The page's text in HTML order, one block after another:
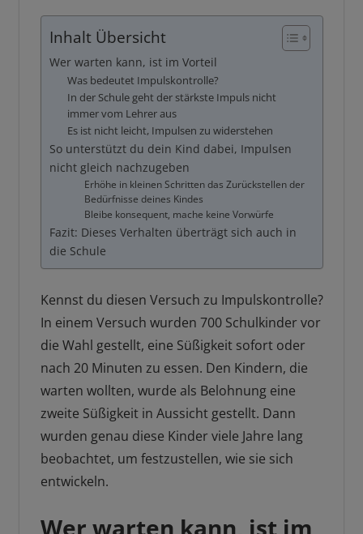
Inhalt Übersicht
Wer warten kann, ist im Vorteil
Was bedeutet Impulskontrolle?
In der Schule geht der stärkste Impuls nicht
immer vom Lehrer aus
Es ist nicht leicht, Impulsen zu widerstehen
So unterstützt du dein Kind dabei, Impulsen
nicht gleich nachzugeben
Erhöhe in kleinen Schritten das Zurückstellen der
Bedürfnisse deines Kindes
Bleibe konsequent, mache keine Vorwürfe
Fazit: Dieses Verhalten überträgt sich auch in
die Schule
Kennst du diesen Versuch zu Impulskontrolle?
In einem Versuch wurden 700 Schulkinder vor
die Wahl gestellt, eine Süßigkeit sofort oder
nach 20 Minuten zu essen. Den Kindern, die
warten wollten, wurde als Belohnung eine
zweite Süßigkeit in Aussicht gestellt. Dann
wurden genau diese Kinder viele Jahre lang
beobachtet, um festzustellen, wie sie sich
entwickeln.